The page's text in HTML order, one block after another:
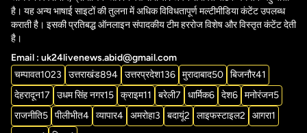
है। यह अन्य भाषाई साइटों की तुलना में अधिक विविधतापूर्ण मल्टीमीडिया कंटेंट उपलब्ध
कराती है। इसकी प्रतिबद्ध ऑनलाइन संपादकीय टीम हररोज विशेष और विस्तृत कंटेंट देती
है।
Email : uk24livenews.abid@gmail.com
चम्पावत1023 उत्तराखंड894 उत्तरप्रदेश136 मुरादाबाद50 बिजनौर41
देहरादून17 उधम सिंह नगर15 क्राइम11 बरेली7 धार्मिक6 देश6 मनोरंजन5
राजनीति5 पीलीभीत4 व्यापार4 अमरोहा3 बदायूं2 लाइफस्टाइल2 आगरा1